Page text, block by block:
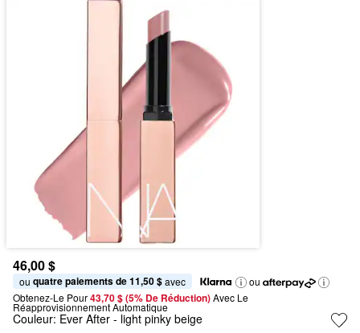
46,00 $
ou quatre paiements de 11,50 $ avec
ou
Obtenez-Le Pour43,70 $ (5% De Réduction) Avec Le
Réapprovisionnement Automatique
Couleur: Ever After - light pinky beige